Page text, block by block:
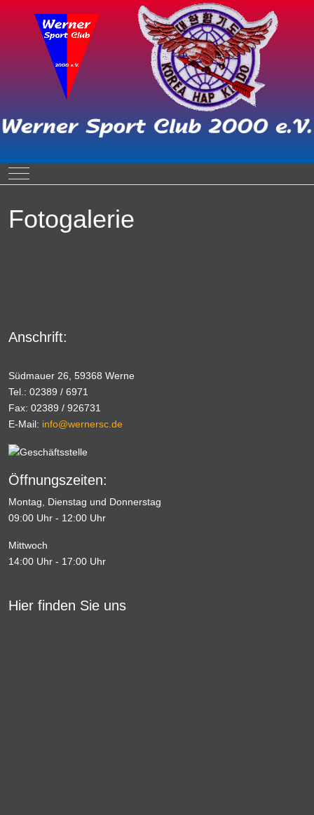
Mobile Menu Toggle
Fotogalerie
Anschrift:
Südmauer 26, 59368 Werne
Tel.: 02389 / 6971
Fax: 02389 / 926731
E-Mail: info@wernersc.de
Öffnungszeiten:
Montag, Dienstag und Donnerstag
09:00 Uhr - 12:00 Uhr
Mittwoch
14:00 Uhr - 17:00 Uhr
Hier finden Sie uns